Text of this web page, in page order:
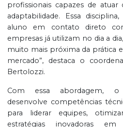
profissionais capazes de
adaptabilidade. Essa
aluno em contato direto
empresas já utilizam no dia a
muito mais próxima da prática
mercado”, destaca o
Bertolozzi.
Com essa abordagem, o
desenvolve competências
para liderar equipes,
estratégias inovadoras